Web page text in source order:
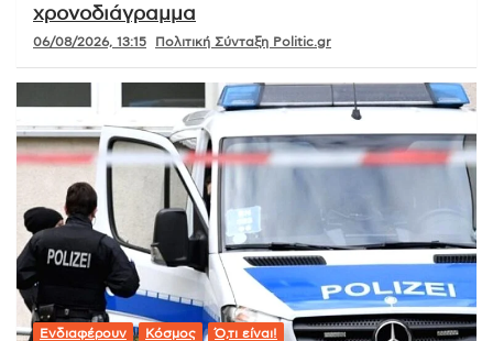
χρονοδιάγραμμα
06/08/2026, 13:15 Πολιτική Σύνταξη Politic.gr
Ενδιαφέρουν Κόσμος Ό,τι είναι!